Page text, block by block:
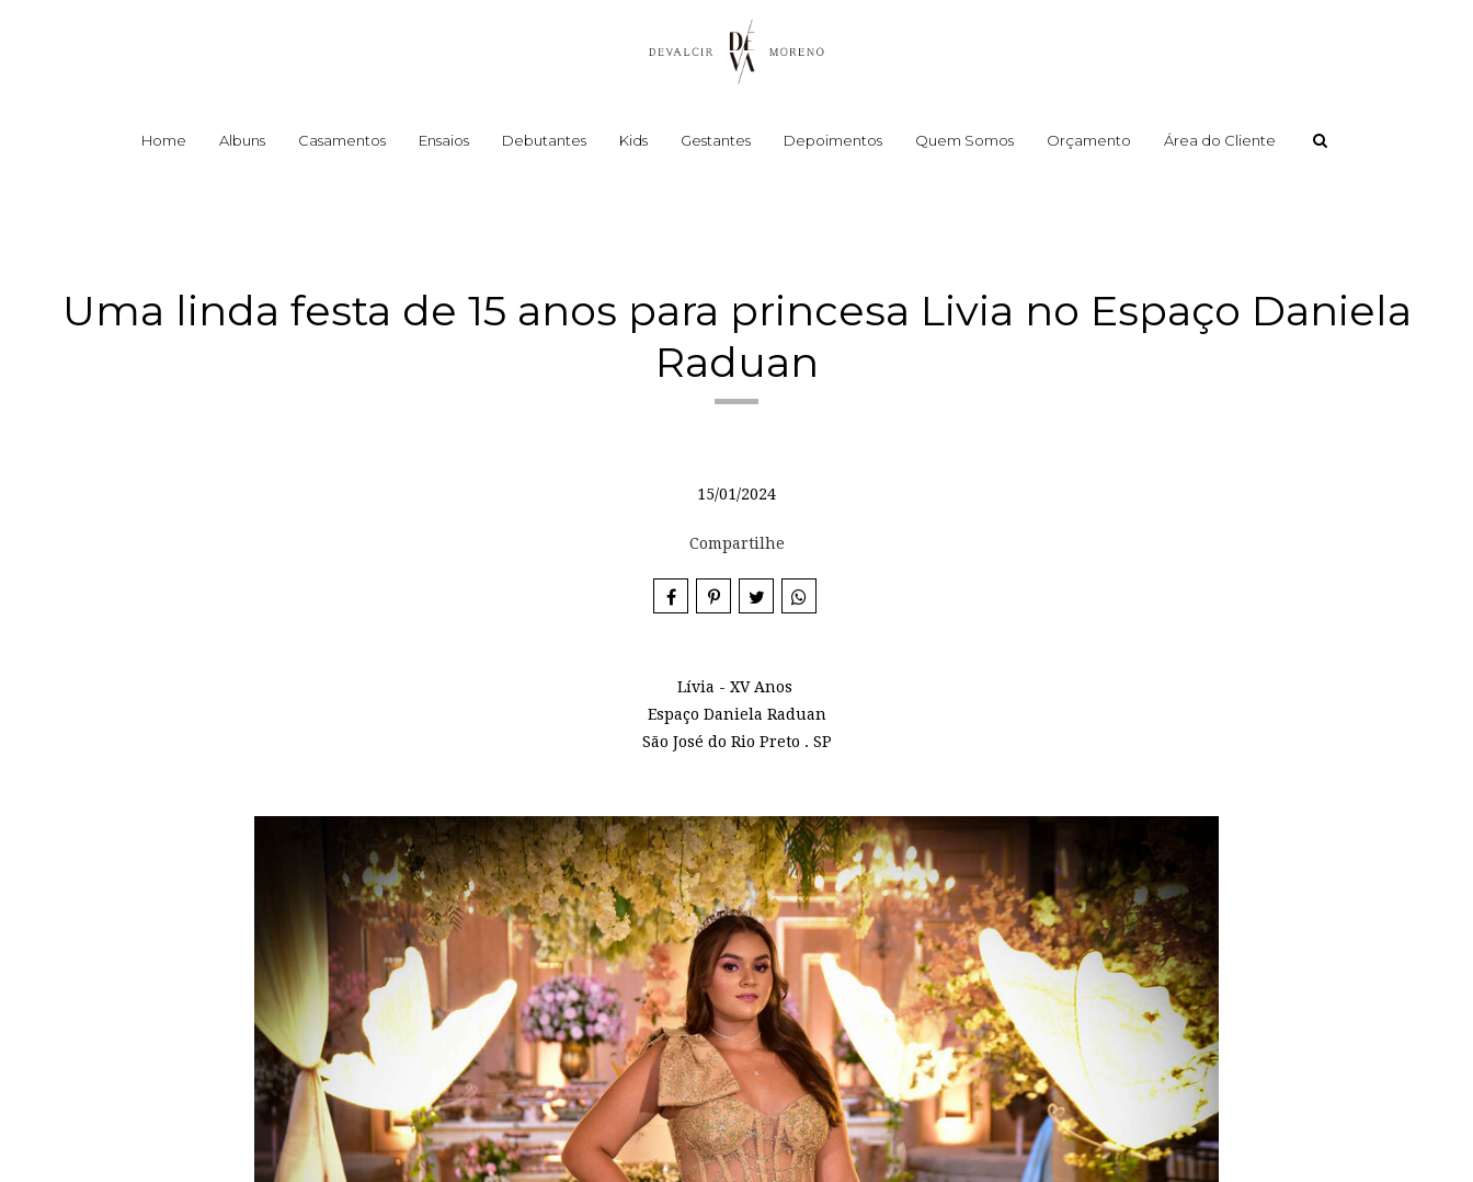
Home Albuns Casamentos Ensaios Debutantes Kids Gestantes Depoimentos Quem Somos Orçamento Área do Cliente
Uma linda festa de 15 anos para princesa Livia no Espaço Daniela
Raduan
15/01/2024
Compartilhe
Lívia - XV Anos
Espaço Daniela Raduan
São José do Rio Preto . SP